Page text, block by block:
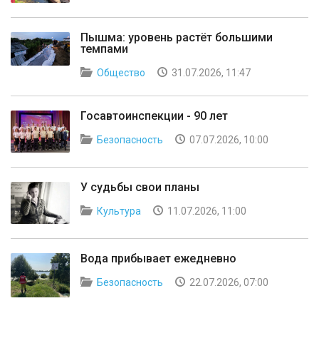
Пышма: уровень растёт большими
темпами
Общество 31.07.2026, 11:47
Госавтоинспекции - 90 лет
Безопасность 07.07.2026, 10:00
У судьбы свои планы
Культура 11.07.2026, 11:00
Вода прибывает ежедневно
Безопасность 22.07.2026, 07:00